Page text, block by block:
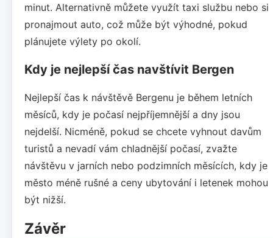
minut. Alternativně můžete využít taxi službu nebo si
pronajmout auto, což může být výhodné, pokud
plánujete výlety po okolí.
Kdy je nejlepší čas navštívit Bergen
Nejlepší čas k návštěvě Bergenu je během letních
měsíců, kdy je počasí nejpříjemnější a dny jsou
nejdelší. Nicméně, pokud se chcete vyhnout davům
turistů a nevadí vám chladnější počasí, zvažte
návštěvu v jarních nebo podzimních měsících, kdy je
město méně rušné a ceny ubytování i letenek mohou
být nižší.
Závěr